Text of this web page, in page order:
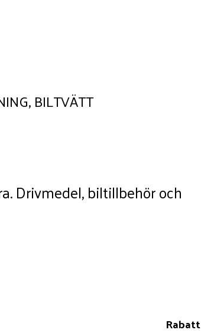
BILTVÄTT
Drivmedel, biltillbehör och
Rabatt